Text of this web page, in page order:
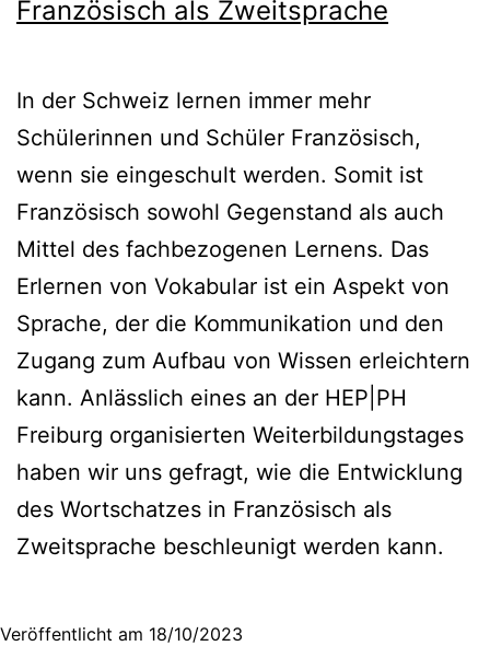
Französisch als Zweitsprache
In der Schweiz lernen immer mehr
Schülerinnen und Schüler Französisch,
wenn sie eingeschult werden. Somit ist
Französisch sowohl Gegenstand als auch
Mittel des fachbezogenen Lernens. Das
Erlernen von Vokabular ist ein Aspekt von
Sprache, der die Kommunikation und den
Zugang zum Aufbau von Wissen erleichtern
kann. Anlässlich eines an der HEP|PH
Freiburg organisierten Weiterbildungstages
haben wir uns gefragt, wie die Entwicklung
des Wortschatzes in Französisch als
Zweitsprache beschleunigt werden kann.
Veröffentlicht am 18/10/2023